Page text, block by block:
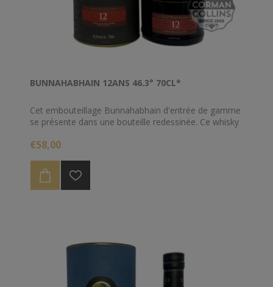
BUNNAHABHAIN 12ANS 46.3° 70CL*
Cet embouteillage Bunnahabhain d'entrée de gamme
se présente dans une bouteille redessinée. Ce whisky
frais, embouteillé "High Proof", à 46,3% pour plus de
€58,00